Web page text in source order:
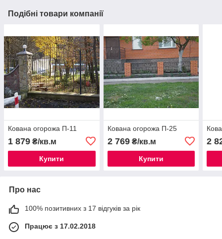
Подібні товари компанії
Кована огорожа П-11
1 879 ₴/кв.м
Купити
Кована огорожа П-25
2 769₴/кв.м
Купити
2
Про нас
100% позитивних з 17 відгуків за рік
Працює з 17.02.2018